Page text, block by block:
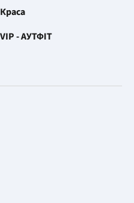
Краса
VIP - АУТФІТ